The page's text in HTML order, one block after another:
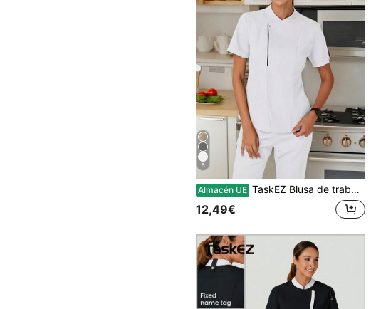
5
Almacén UE TaskEZ Blusa de trabajo con cuello cruzado, manga corta y botones ocultos para mujer
12,49€